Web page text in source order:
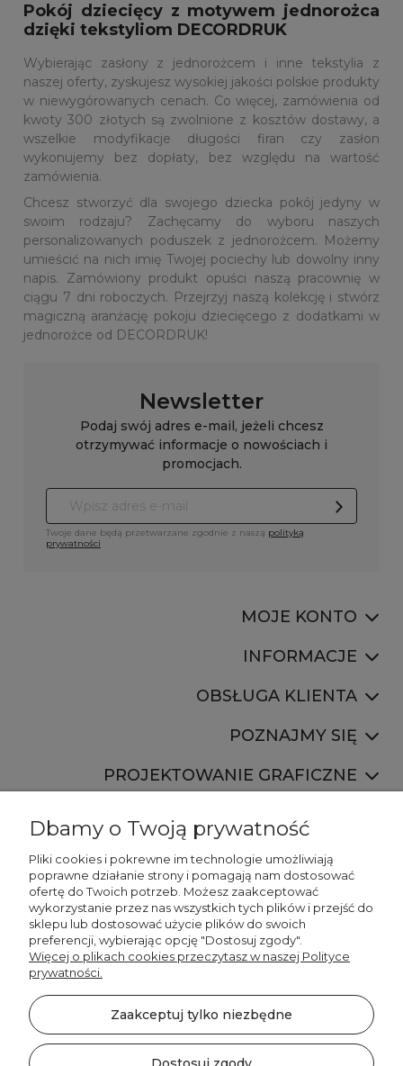
Pokój dziecięcy z motywem jednorożca
dzięki tekstyliom DECORDRUK
Wybierając zasłony z jednorożcem i inne tekstylia z
naszej oferty, zyskujesz wysokiej jakości polskie produkty
w niewygórowanych cenach. Co więcej, zamówienia od
kwoty 300 złotych są zwolnione z kosztów dostawy, a
wszelkie modyfikacje długości firan czy zasłon
wykonujemy bez dopłaty, bez względu na wartość
zamówienia.
Chcesz stworzyć dla swojego dziecka pokój jedyny w
swoim rodzaju? Zachęcamy do wyboru naszych
personalizowanych poduszek z jednorożcem. Możemy
umieścić na nich imię Twojej pociechy lub dowolny inny
napis. Zamówiony produkt opuści naszą pracownię w
ciągu 7 dni roboczych. Przejrzyj naszą kolekcję i stwórz
magiczną aranżację pokoju dziecięcego z dodatkami w
jednorożce od DECORDRUK!
Newsletter
Podaj swój adres e-mail, jeżeli chcesz
otrzymywać informacje o nowościach i
promocjach.
Twoje dane będą przetwarzane zgodnie z naszą polityką
prywatności
MOJE KONTO
INFORMACJE
OBSŁUGA KLIENTA
POZNAJMY SIĘ
PROJEKTOWANIE GRAFICZNE
887 750 445
536 346 177
©2026 Wszelkie Prawa Zastrzeżone | DECORDRUK
Dbamy o Twoją prywatność
Pliki cookies i pokrewne im technologie umożliwiają
poprawne działanie strony i pomagają nam dostosować
ofertę do Twoich potrzeb. Możesz zaakceptować
wykorzystanie przez nas wszystkich tych plików i przejść do
sklepu lub dostosować użycie plików do swoich
preferencji, wybierając opcję "Dostosuj zgody".
Więcej o plikach cookies przeczytasz w naszej Polityce
prywatności.
Zaakceptuj tylko niezbędne